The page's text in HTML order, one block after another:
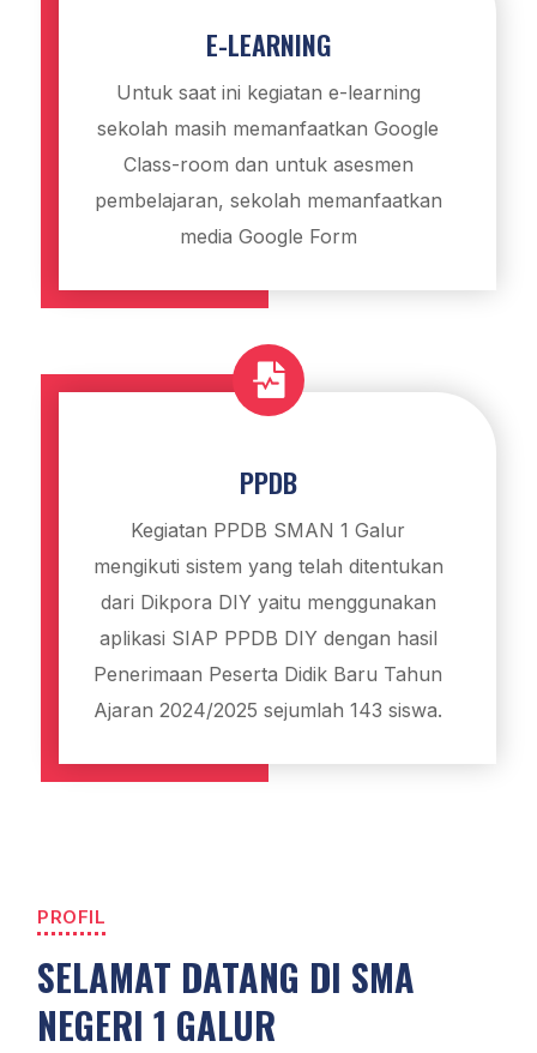
E-LEARNING
Untuk saat ini kegiatan e-learning
sekolah masih memanfaatkan Google
Class-room dan untuk asesmen
pembelajaran, sekolah memanfaatkan
media Google Form

PPDB
Kegiatan PPDB SMAN 1 Galur
mengikuti sistem yang telah ditentukan
dari Dikpora DIY yaitu menggunakan
aplikasi SIAP PPDB DIY dengan hasil
Penerimaan Peserta Didik Baru Tahun
Ajaran 2024/2025 sejumlah 143 siswa.
PROFIL
SELAMAT DATANG DI SMA
NEGERI 1 GALUR